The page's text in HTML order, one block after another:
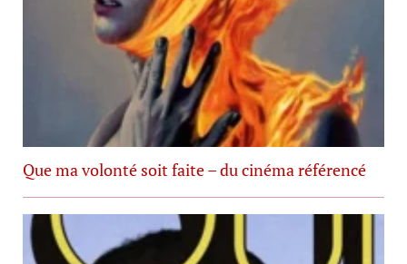
Que ma volonté soit faite – du cinéma référencé